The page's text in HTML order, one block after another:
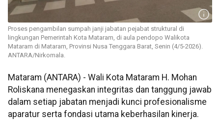
Proses pengambilan sumpah janji jabatan pejabat struktural di
lingkungan Pemerintah Kota Mataram, di aula pendopo Walikota
Mataram di Mataram, Provinsi Nusa Tenggara Barat, Senin (4/5-2026).
ANTARA/Nirkomala.
Mataram (ANTARA) - Wali Kota Mataram H. Mohan
Roliskana menegaskan integritas dan tanggung jawab
dalam setiap jabatan menjadi kunci profesionalisme
aparatur serta fondasi utama keberhasilan kinerja.